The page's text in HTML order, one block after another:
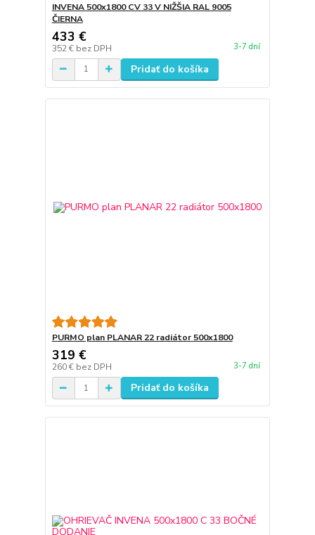
INVENA 500x1800 CV 33 V NIŽŠIA RAL 9005
ČIERNA
433 €
352 € bez DPH 3-7 dní
Pridať do košíka
PURMO plan PLANAR 22 radiátor 500x1800
319 €
260 € bez DPH 3-7 dní
Pridať do košíka